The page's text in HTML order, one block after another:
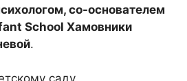
со-основателем
School Хамовники
.